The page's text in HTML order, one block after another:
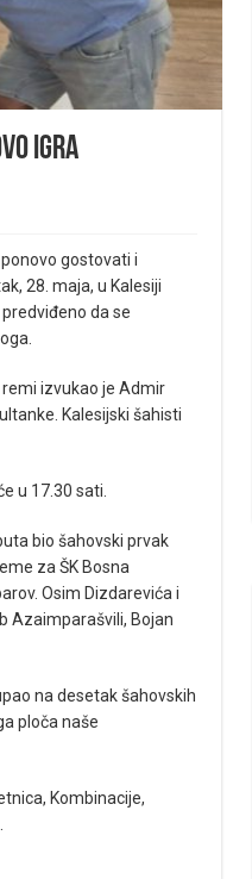
igra
gostovati i
28. maja, u Kalesiji
da se
izvukao je Admir
Kalesijski šahisti
u 17.30 sati.
bio šahovski prvak
za ŠK Bosna
Osim Dizdarevića i
Azaimparašvili, Bojan
na desetak šahovskih
ploča naše
Kombinacije,